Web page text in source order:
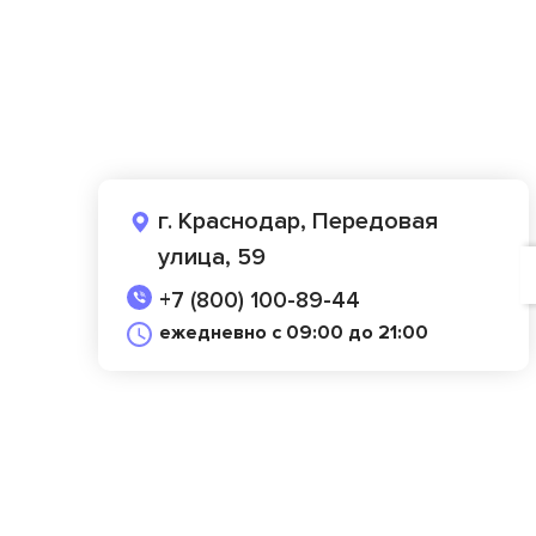
г. Краснодар, Передовая
улица, 59
+7 (800) 100-89-44
ежедневно с 09:00 до 21:00